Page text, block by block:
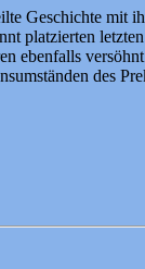
Geschichte mit
platzierten
des